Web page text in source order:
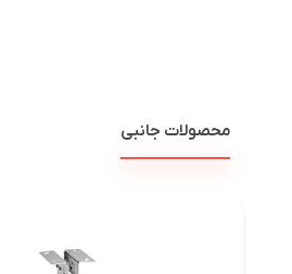
محصولات جانبی